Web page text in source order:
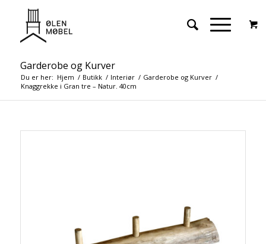
Garderobe og Kurver
Du er her: Hjem / Butikk / Interiør / Garderobe og Kurver /
Knaggrekke i Gran tre – Natur. 40cm